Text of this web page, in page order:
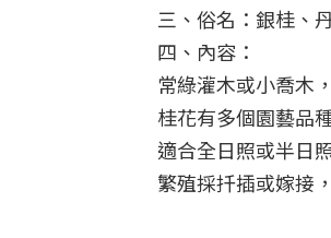
三、俗名：銀桂、
四、內容：
常綠灌木或小喬木
桂花有多個園藝品
適合全日照或半日
繁殖採扦插或嫁接